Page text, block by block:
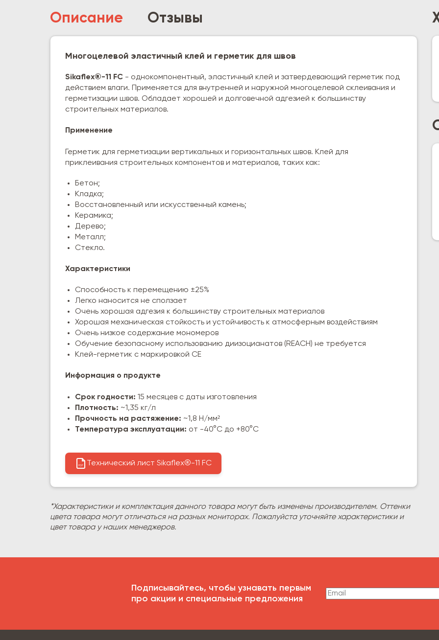
Описание Отзывы
Многоцелевой эластичный клей и герметик для швов
Sikaflex®-11 FC - однокомпонентный, эластичный клей и затвердевающий герметик под
действием влаги. Применяется для внутренней и наружной многоцелевой склеивания и
герметизации швов. Обладает хорошей и долговечной адгезией к большинству
строительных материалов.
Применение
Герметик для герметизации вертикальных и горизонтальных швов. Клей для
приклеивания строительных компонентов и материалов, таких как:
Бетон;
Кладка;
Восстановленный или искусственный камень;
Керамика;
Дерево;
Металл;
Стекло.
Характеристики
Способность к перемещению ±25%
Легко наносится не сползает
Очень хорошая адгезия к большинству строительных материалов
Хорошая механическая стойкость и устойчивость к атмосферным воздействиям
Очень низкое содержание мономеров
Обучение безопасному использованию диизоцианатов (REACH) не требуется
Клей-герметик с маркировкой CE
Информация о продукте
Срок годности: 15 месяцев с даты изготовления
Плотность: ~1,35 кг/л
Прочность на растяжение: ~1,8 Н/мм²
Температура эксплуатации: от -40°C до +80°C
PDF Технический лист Sikaflex®-11 FC
*Характеристики и комплектация данного товара могут быть изменены производителем. Оттенки
цвета товара могут отличаться на разных мониторах. Пожалуйста уточняйте характеристики и
цвет товара у наших менеджеров.
Подписывайтесь, чтобы узнавать первым
про акции и специальные предложения